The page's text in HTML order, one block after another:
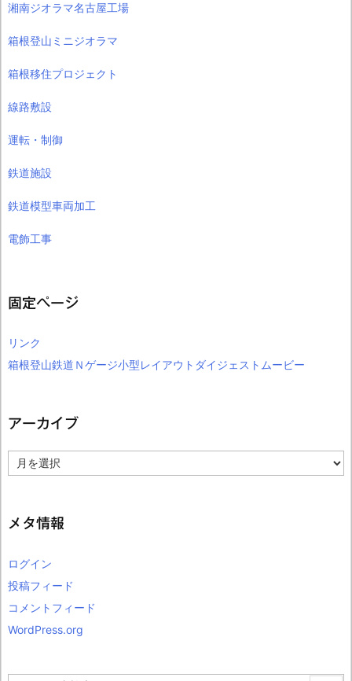
湘南ジオラマ名古屋工場
箱根登山ミニジオラマ
箱根移住プロジェクト
線路敷設
運転・制御
鉄道施設
鉄道模型車両加工
電飾工事
固定ページ
リンク
箱根登山鉄道Ｎゲージ小型レイアウトダイジェストムービー
アーカイブ
ー
ブ
メタ情報
ログイン
投稿フィード
コメントフィード
WordPress.org